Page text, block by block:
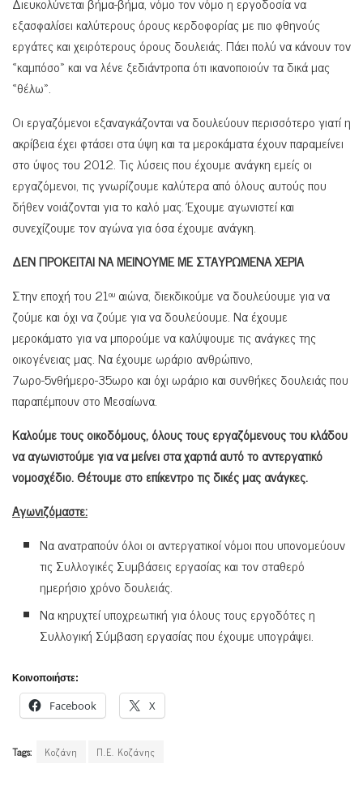
εξασφαλίσει καλύτερους όρους κερδοφορίας με πιο φθηνούς
εργάτες και χειρότερους όρους δουλειάς. Πάει πολύ να κάνουν τον
«καμπόσο» και να λένε ξεδιάντροπα ότι ικανοποιούν τα δικά μας
«θέλω».
Οι εργαζόμενοι εξαναγκάζονται να δουλεύουν περισσότερο γιατί η
ακρίβεια έχει φτάσει στα ύψη και τα μεροκάματα έχουν παραμείνει
στο ύψος του 2012. Τις λύσεις που έχουμε ανάγκη εμείς οι
εργαζόμενοι, τις γνωρίζουμε καλύτερα από όλους αυτούς που
δήθεν νοιάζονται για το καλό μας. Έχουμε αγωνιστεί και
συνεχίζουμε τον αγώνα για όσα έχουμε ανάγκη.
ΔΕΝ ΠΡΟΚΕΙΤΑΙ ΝΑ ΜΕΙΝΟΥΜΕ ΜΕ ΣΤΑΥΡΩΜΕΝΑ ΧΕΡΙΑ
Στην εποχή του 21ου αιώνα, διεκδικούμε να δουλεύουμε για να
ζούμε και όχι να ζούμε για να δουλεύουμε. Να έχουμε
μεροκάματο για να μπορούμε να καλύψουμε τις ανάγκες της
οικογένειας μας. Να έχουμε ωράριο ανθρώπινο,
7ωρο-5νθήμερο-35ωρο και όχι ωράριο και συνθήκες δουλειάς που
παραπέμπουν στο Μεσαίωνα.
Καλούμε τους οικοδόμους, όλους τους εργαζόμενους του κλάδου
να αγωνιστούμε για να μείνει στα χαρτιά αυτό το αντεργατικό
νομοσχέδιο. Θέτουμε στο επίκεντρο τις δικές μας ανάγκες.
Αγωνιζόμαστε:
Να ανατραπούν όλοι οι αντεργατικοί νόμοι που υπονομεύουν
τις Συλλογικές Συμβάσεις εργασίας και τον σταθερό
ημερήσιο χρόνο δουλειάς.
Να κηρυχτεί υποχρεωτική για όλους τους εργοδότες η
Συλλογική Σύμβαση εργασίας που έχουμε υπογράψει.
Κοινοποιήστε:
Facebook X
Tags: Κοζάνη Π.Ε. Κοζάνης